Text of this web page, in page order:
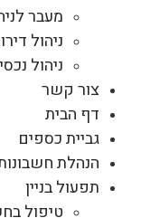
מעבר
ניהול
ניהול
צור קשר
דף הבית
גביית כספים
הנהלת
תפעול בניין
טיפול